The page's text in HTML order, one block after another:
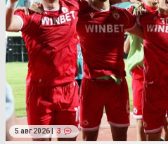
5 авг 2026 | 3